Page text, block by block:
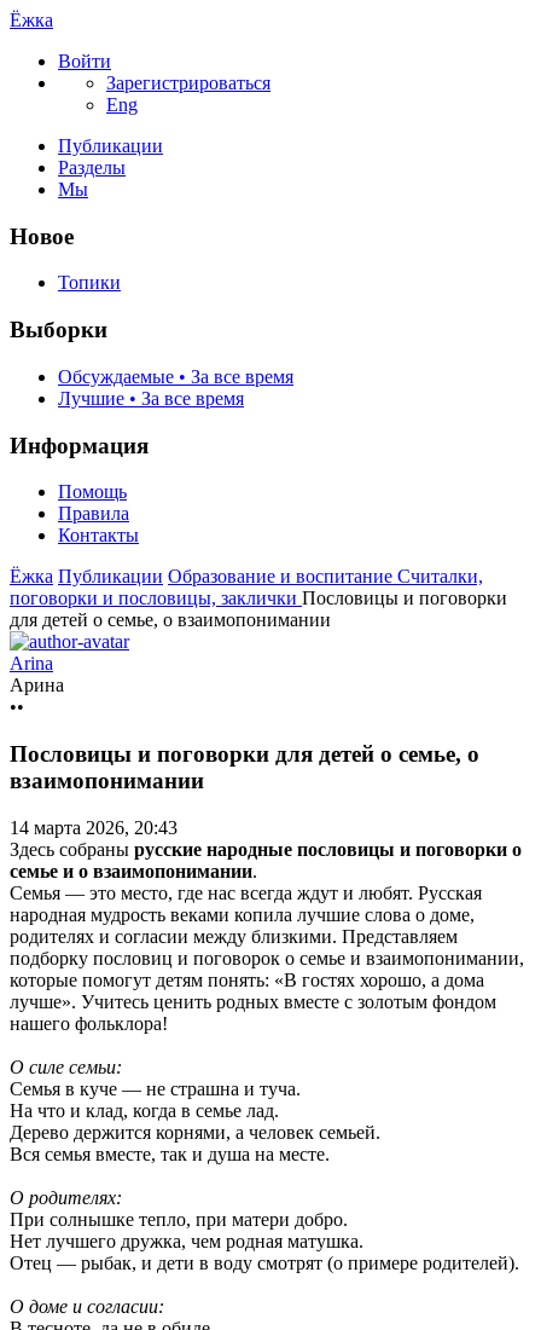
Ёжка
Войти
Зарегистрироваться
Eng
Публикации
Разделы
Мы
Новое
Топики
Выборки
Обсуждаемые • За все время
Лучшие • За все время
Информация
Помощь
Правила
Контакты
Ёжка Публикации Образование и воспитание Считалки,
поговорки и пословицы, заклички Пословицы и поговорки
для детей о семье, о взаимопонимании
Arina
Арина
••
Пословицы и поговорки для детей о семье, о
взаимопонимании
14 марта 2026, 20:43
Здесь собраны русские народные пословицы и поговорки о
семье и о взаимопонимании.
Семья — это место, где нас всегда ждут и любят. Русская
народная мудрость веками копила лучшие слова о доме,
родителях и согласии между близкими. Представляем
подборку пословиц и поговорок о семье и взаимопонимании,
которые помогут детям понять: «В гостях хорошо, а дома
лучше». Учитесь ценить родных вместе с золотым фондом
нашего фольклора!
О силе семьи:
Семья в куче — не страшна и туча.
На что и клад, когда в семье лад.
Дерево держится корнями, а человек семьей.
Вся семья вместе, так и душа на месте.
О родителях:
При солнышке тепло, при матери добро.
Нет лучшего дружка, чем родная матушка.
Отец — рыбак, и дети в воду смотрят (о примере родителей).
О доме и согласии: